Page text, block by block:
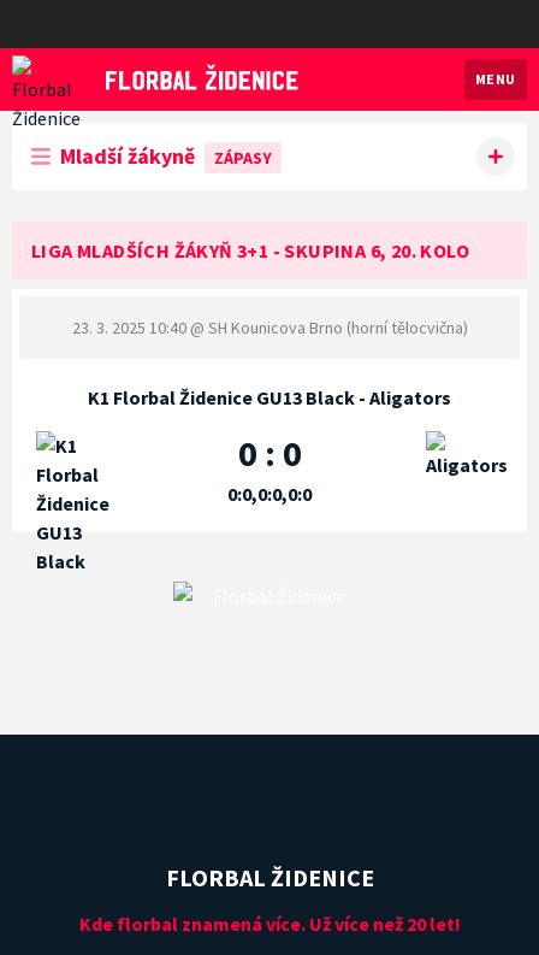
Florbal Židenice
MENU
Mladší žákyně ZÁPASY
LIGA MLADŠÍCH ŽÁKYŇ 3+1 - SKUPINA 6, 20. KOLO
23. 3. 2025 10:40@ SH Kounicova Brno (horní tělocvična)
K1 Florbal Židenice GU13 Black - Aligators
0 : 0
0:0,0:0,0:0
FLORBAL ŽIDENICE
Kde florbal znamená více. Už více než 20 let!